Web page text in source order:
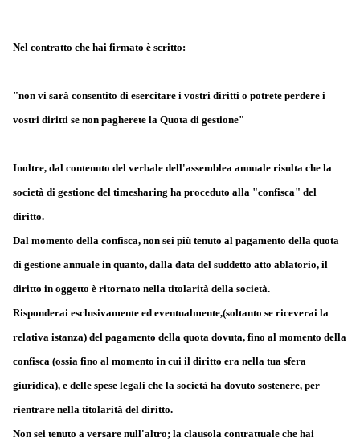
Nel contratto che hai firmato è scritto:
"non vi sarà consentito di esercitare i vostri diritti o potrete perdere i
vostri diritti se non pagherete la Quota di gestione"
Inoltre, dal contenuto del verbale dell'assemblea annuale risulta che la
società di gestione del timesharing ha proceduto alla "confisca" del
diritto.
Dal momento della confisca, non sei più tenuto al pagamento della quota
di gestione annuale in quanto, dalla data del suddetto atto ablatorio, il
diritto in oggetto è ritornato nella titolarità della società.
Risponderai esclusivamente ed eventualmente,(soltanto se riceverai la
relativa istanza) del pagamento della quota dovuta, fino al momento della
confisca (ossia fino al momento in cui il diritto era nella tua sfera
giuridica), e delle spese legali che la società ha dovuto sostenere, per
rientrare nella titolarità del diritto.
Non sei tenuto a versare null'altro; la clausola contrattuale che hai